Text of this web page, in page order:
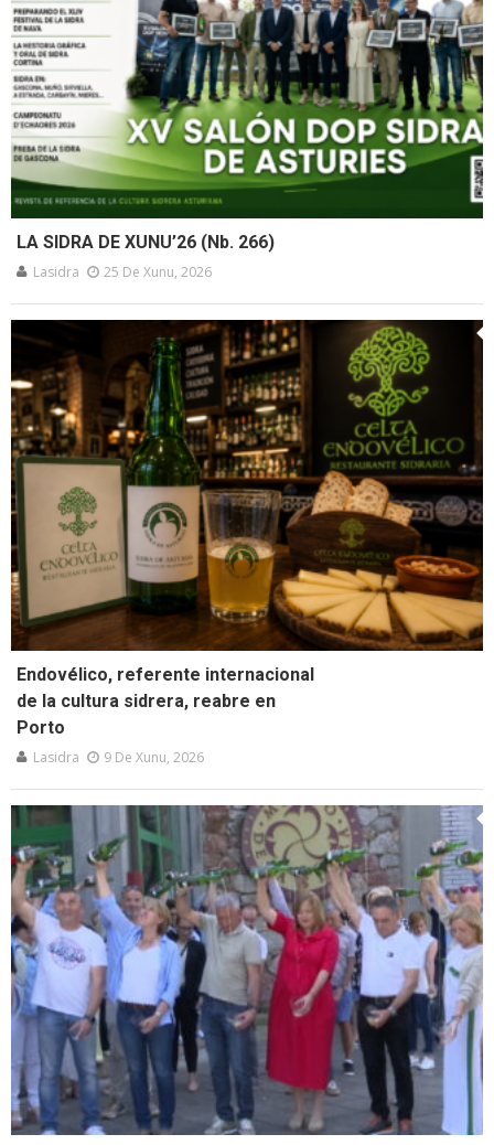
LA SIDRA DE XUNU’26 (Nb. 266)
Lasidra 25 De Xunu, 2026
Endovélico, referente internacional
de la cultura sidrera, reabre en
Porto
Lasidra 9 De Xunu, 2026